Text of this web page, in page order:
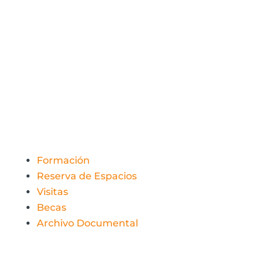
Formación
Reserva de Espacios
Visitas
Becas
Archivo Documental